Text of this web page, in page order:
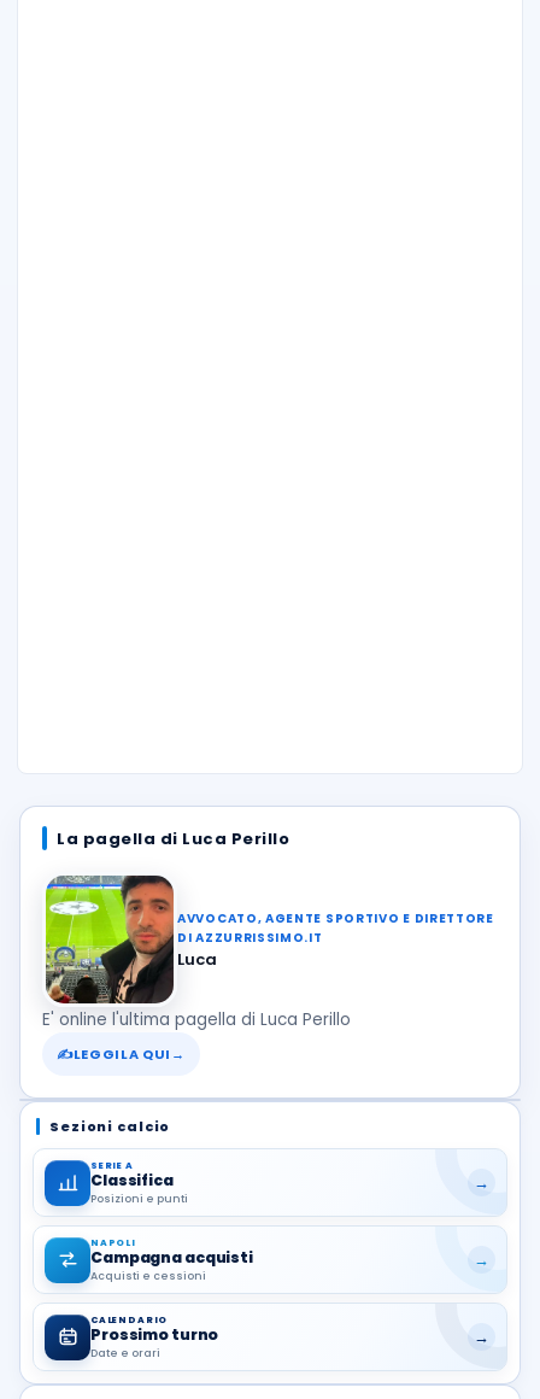
La pagella di Luca Perillo
AVVOCATO, AGENTE SPORTIVO E DIRETTORE
DI AZZURRISSIMO.IT
Luca
E' online l'ultima pagella di Luca Perillo
✍LEGGILA QUI →
Sezioni calcio
SERIE A
Classifica
Posizioni e punti
→
NAPOLI
Campagna acquisti
Acquisti e cessioni
→
CALENDARIO
Prossimo turno
Date e orari
→